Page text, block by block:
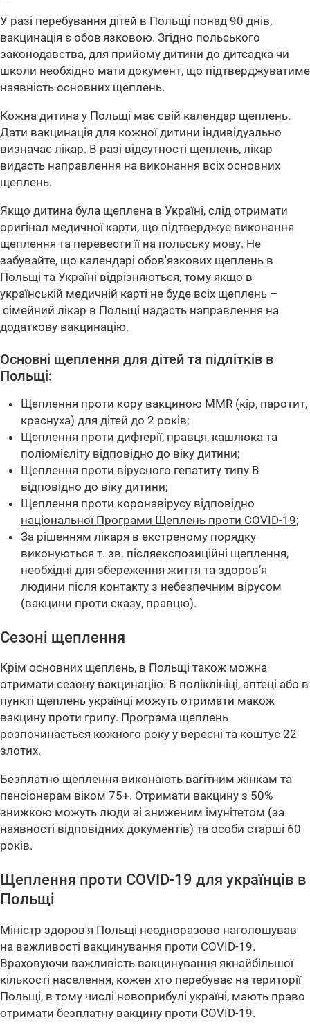
У разі перебування дітей в Польщі понад 90 днів,
вакцинація є обов'язковою. Згідно польського
законодавства, для прийому дитини до дитсадка чи
школи необхідно мати документ, що підтверджуватиме
наявність основних щеплень.
Кожна дитина у Польщі має свій календар щеплень.
Дати вакцинація для кожної дитини індивідуально
визначає лікар. В разі відсутності щеплень, лікар
видасть направлення на виконання всіх основних
щеплень.
Якщо дитина була щеплена в Україні, слід отримати
оригінал медичної карти, що підтверджує виконання
щеплення та перевести її на польську мову. Не
забувайте, що календарі обов'язкових щеплень в
Польщі та Україні відрізняються, тому якщо в
українській медичній карті не буде всіх щеплень –
сімейний лікар в Польщі надасть направлення на
додаткову вакцинацію.
Основні щеплення для дітей та підлітків в
Польщі:
Щеплення проти кору вакциною MMR (кір, паротит,
краснуха) для дітей до 2 років;
Щеплення проти дифтерії, правця, кашлюка та
поліомієліту відповідно до віку дитини;
Щеплення проти вірусного гепатиту типу В
відповідно до віку дитини;
Щеплення проти коронавірусу відповідно
національної Програми Щеплень проти COVID-19;
За рішенням лікаря в екстреному порядку
виконуються т. зв. післяекспозиційні щеплення,
необхідні для збереження життя та здоров’я
людини після контакту з небезпечним вірусом
(вакцини проти сказу, правцю).
Сезоні щеплення
Крім основних щеплень, в Польщі також можна
отримати сезону вакцинацію. В поліклініці, аптеці або в
пункті щеплень українці можуть отримати макож
вакцину проти грипу. Програма щеплень
розпочинається кожного року у вересні та коштує 22
злотих.
Безплатно щеплення виконають вагітним жінкам та
пенсіонерам віком 75+. Отримати вакцину з 50%
знижкою можуть люди зі зниженим імунітетом (за
наявності відповідних документів) та особи старші 60
років.
Щеплення проти COVID-19 для українців в
Польщі
Міністр здоров'я Польщі неодноразово наголошував
на важливості вакцинування проти COVID-19.
Враховуючи важливість вакцинування якнайбільшої
кількості населення, кожен хто перебуває на території
Польщі, в тому числі новоприбулі україні, мають право
отримати безплатну вакцину проти COVID-19.